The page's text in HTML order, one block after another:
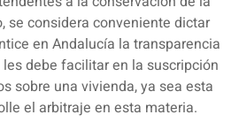
se considera conveniente dictar
en Andalucía la transparencia
debe facilitar en la suscripción
sobre una vivienda, ya sea esta
el arbitraje en esta materia.